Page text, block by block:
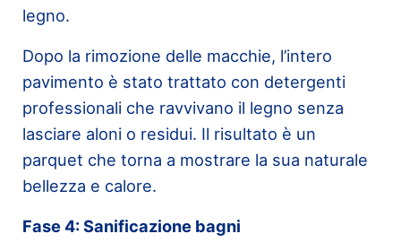
legno.
Dopo la rimozione delle macchie, l’intero
pavimento è stato trattato con detergenti
professionali che ravvivano il legno senza
lasciare aloni o residui. Il risultato è un
parquet che torna a mostrare la sua naturale
bellezza e calore.
Fase 4: Sanificazione bagni